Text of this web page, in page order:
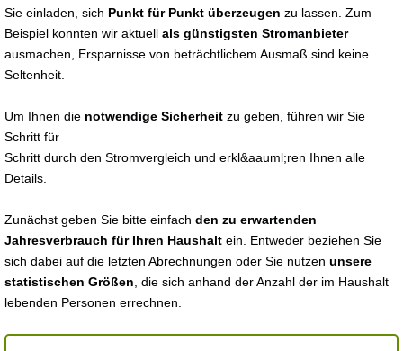
Sie einladen, sich Punkt für Punkt überzeugen zu lassen. Zum
Beispiel konnten wir aktuell als günstigsten Stromanbieter
ausmachen, Ersparnisse von beträchtlichem Ausmaß sind keine
Seltenheit.
Um Ihnen die notwendige Sicherheit zu geben, führen wir Sie
Schritt für
Schritt durch den Stromvergleich und erkl&aauml;ren Ihnen alle
Details.
Zunächst geben Sie bitte einfach den zu erwartenden
Jahresverbrauch für Ihren Haushalt ein. Entweder beziehen Sie
sich dabei auf die letzten Abrechnungen oder Sie nutzen unsere
statistischen Größen , die sich anhand der Anzahl der im Haushalt
lebenden Personen errechnen.